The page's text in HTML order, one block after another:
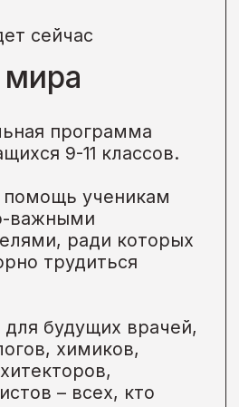
навыков
социально-
выявление
участники,
от Умскул и
(Другое